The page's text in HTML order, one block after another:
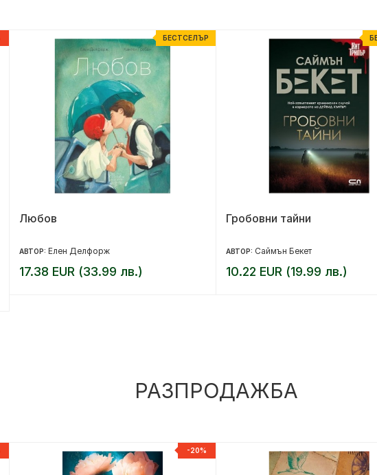
БЕСТСЕЛЪР
Любов
АВТОР: Елен Делфорж
17.38 EUR (33.99 лв.)
Гробовни тайни
АВТОР: Саймън Бекет
10.22 EUR (19.99 лв.)
РАЗПРОДАЖБА
-20%